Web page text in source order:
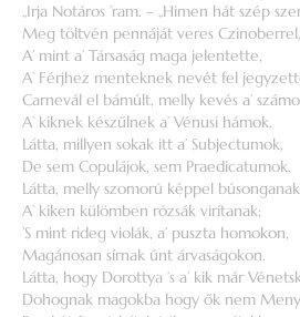
„Irja Notáros ’ram. – „Himen hát szép
Meg töltvén pennáját veres Czinoberrel,
A’ mint a’ Társaság maga jelentette,
A’ Férjhez menteknek nevét fel
Carnevál el bámúlt, melly kevés a’
A’ kiknek készűlnek a’ Vénusi hámok.
Látta, millyen sokak itt a’ Subjectumok,
De sem Copulájok, sem Praedicatumok.
Látta, melly szomorú képpel
A’ kiken külömben rózsák virítanak;
’S mint rideg violák, a’ puszta homokon,
Magánosan sírnak únt árvaságokon.
Látta, hogy Dorottya ’s a’ kik már
Dohognak magokba hogy ők nem